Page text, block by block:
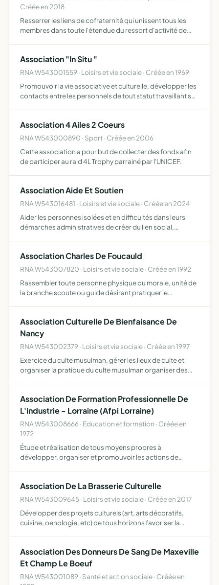
Créée en 2018
Resserrer les liens de cofraternité qui unissent tous les
membres dans toute l'étendue du ressort d'activité de
matiér…
Association "In Situ "
RNA W543001559 · Loisirs et vie sociale · Créée en 1969
Promouvoir la vie associative et culturelle, développer les
contacts entre les personnels de tout statut travaillant sur
Association 4 Ailes 2 Coeurs
RNA W543000890 · Sport · Créée en 2006
Cette association a pour but de collecter des fonds afin
de participer au raid 4L Trophy parrainé par l'UNICEF.
Association Aide Et Soutien
RNA W543016481 · Loisirs et vie sociale · Créée en 2024
Aider les personnes isolées et en difficultés dans leurs
démarches administratives de créer du lien social,
besoi…
Association Charles De Foucauld
RNA W543007820 · Loisirs et vie sociale · Créée en 1992
Rassembler toute personne physique ou morale, unité de
la branche scoute ou guide désirant pratiquer le
mondial, et l…
Association Culturelle De Bienfaisance De
Nancy
RNA W543002379 · Loisirs et vie sociale · Créée en 1997
Exercice du culte musulman, gérer les lieux de culte et
organiser la pratique du culte musulman organiser des
Association De Formation Professionnelle De
L'industrie - Lorraine (Afpi Lorraine)
RNA W543008666 · Education et formation · Créée en
1972
Étude et réalisation de tous moyens propres à
développer, organiser et promouvoir les actions de
formation …
Association De La Brasserie Culturelle
RNA W543009645 · Loisirs et vie sociale · Créée en 2017
Développer des projets culturels (art, arts décoratifs,
cuisine, oenologie, etc) de tous horizons favoriser la
promouvoir …
Association Des Donneurs De Sang De Maxeville
Et Champ Le Boeuf
RNA W543001089 · Santé et action sociale · Créée en